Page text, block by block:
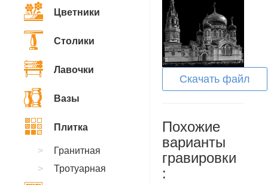
Скачать файл
Похожие
варианты
гравировки
:
Цветники
Столики
Лавочки
Вазы
Плитка
Гранитная
Тротуарная